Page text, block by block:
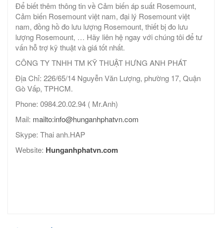
Để biết thêm thông tin về Cảm biến áp suất Rosemount,
Cảm biến Rosemount việt nam, đại lý Rosemount việt
nam, đồng hồ đo lưu lượng Rosemount, thiết bị đo lưu
lượng Rosemount, … Hãy liên hệ ngay với chúng tôi để tư
vấn hỗ trợ kỹ thuật và giá tốt nhất.
CÔNG TY TNHH TM KỸ THUẬT HƯNG ANH PHÁT
Địa Chỉ: 226/65/14 Nguyễn Văn Lượng, phường 17, Quận
Gò Vấp, TPHCM.
Phone: 0984.20.02.94 ( Mr.Anh)
Mail: mailto:info@hunganhphatvn.com
Skype: Thai anh.HAP
Website: Hunganhphatvn.com